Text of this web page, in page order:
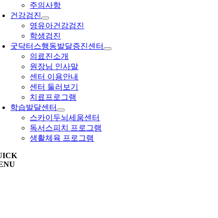
주의사항
건강검진
영유아건강검진
학생검진
굿닥터스행동발달증진센터
의료진소개
원장님 인사말
센터 이용안내
센터 둘러보기
치료프로그램
학습발달센터
스카이두뇌세움센터
독서스피치 프로그램
생활체육 프로그램